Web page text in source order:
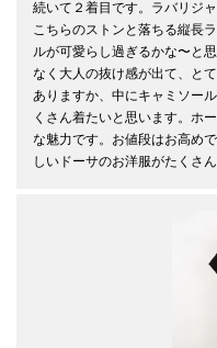
続いて２着目です。ラバリジ
こちらのストンと落ちる縦長
ルが可愛らし過ぎるかな〜と
なく大人の抜け感が出て、と
ありますか、中にキャミソー
くさん着たいと思います。ホ
な魅力です。お値段はお高め
しいドーサのお洋服がたくさ